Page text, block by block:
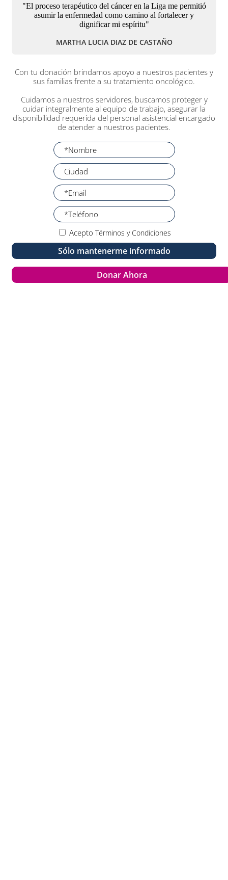
"El proceso terapéutico del cáncer en la Liga me permitió
asumir la enfermedad como camino al fortalecer y
dignificar mi espíritu"
MARTHA LUCIA DIAZ DE CASTAÑO
Con tu donación brindamos apoyo a nuestros pacientes y
sus familias frente a su tratamiento oncológico.
Cuidamos a nuestros servidores, buscamos proteger y
cuidar integralmente al equipo de trabajo, asegurar la
disponibilidad requerida del personal asistencial encargado
de atender a nuestros pacientes.
Acepto Términos y Condiciones
Sólo mantenerme informado
Donar Ahora